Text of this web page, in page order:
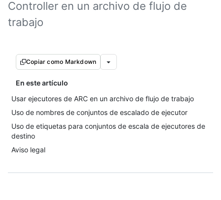
Controller en un archivo de flujo de
trabajo
Copiar como Markdown
En este artículo
Usar ejecutores de ARC en un archivo de flujo de trabajo
Uso de nombres de conjuntos de escalado de ejecutor
Uso de etiquetas para conjuntos de escala de ejecutores de
destino
Aviso legal